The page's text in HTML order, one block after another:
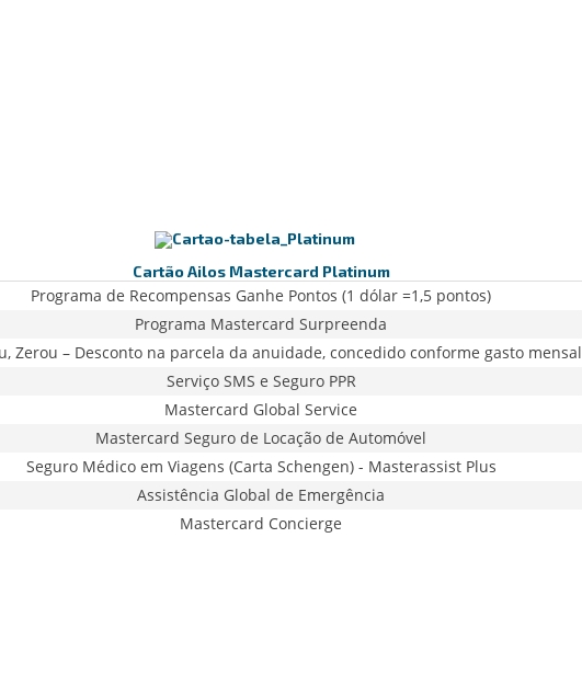
Cartão Ailos Mastercard Platinum
Programa de Recompensas Ganhe Pontos (1 dólar =1,5 pontos)
Programa Mastercard Surpreenda
Zerou – Desconto na parcela da anuidade, concedido conforme gasto mensal
Serviço SMS e Seguro PPR
Mastercard Global Service
Mastercard Seguro de Locação de Automóvel
Seguro Médico em Viagens (Carta Schengen) - Masterassist Plus
Assistência Global de Emergência
Mastercard Concierge